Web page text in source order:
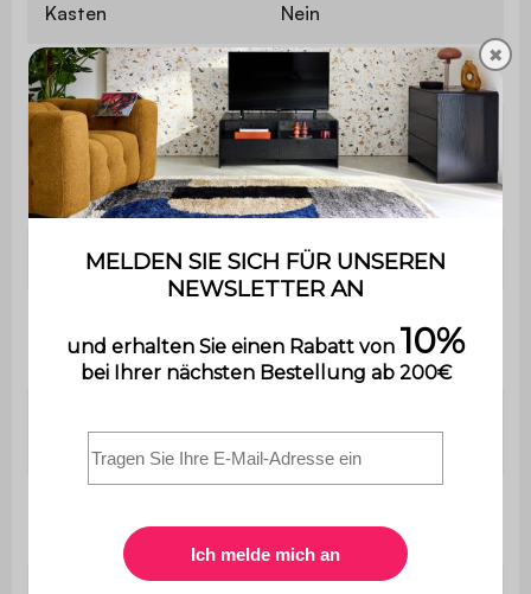
Kasten Nein
Inklusive Kopfstütze
Enthält Holz Nein
Material Strukturiertes Bouclé
Material des Gestells Schaumstoff
Sitzpolsterung
Rückenlehne
(30kg/m3)
✖